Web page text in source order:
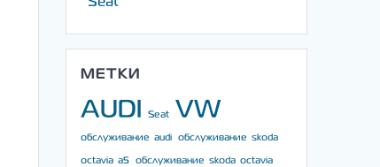
МЕТКИ
AUDI Seat VW
обслуживание audi обслуживание skoda
octavia a5 обслуживание skoda octavia